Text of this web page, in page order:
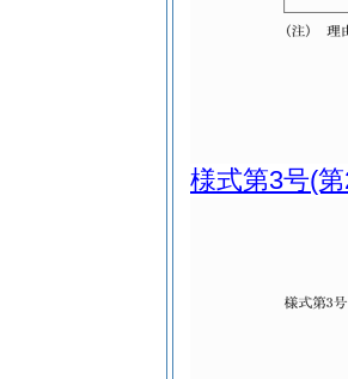
様式第3号(